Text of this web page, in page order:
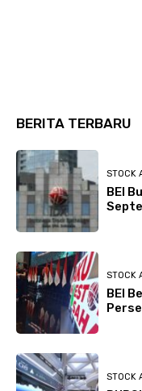
BERITA TERBARU
STOCK
BEI
STOCK
BEI
STOCK